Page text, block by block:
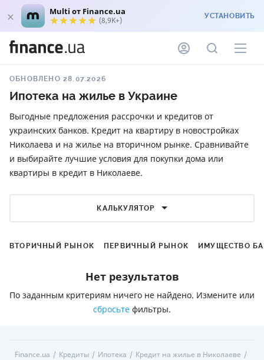
Multi от Finance.ua
(8,9K+) УСТАНОВИТЬ
ОБНОВЛЕНО 28.07.2026
Ипотека на жилье в Украине
Выгодные предложения рассрочки и кредитов от
украинских банков. Кредит на квартиру в новостройках
Николаева и на жилье на вторичном рынке. Сравнивайте
и выбирайте лучшие условия для покупки дома или
квартиры в кредит в Николаеве.
КАЛЬКУЛЯТОР
ВТОРИЧНЫЙ РЫНОК ПЕРВИЧНЫЙ РЫНОК ИМУЩЕСТВО
Нет результатов
По заданным критериям ничего не найдено. Измените или
сбросьте фильтры.
Finance.ua Кредиты Ипотека Кредит на жилье в Николаеве